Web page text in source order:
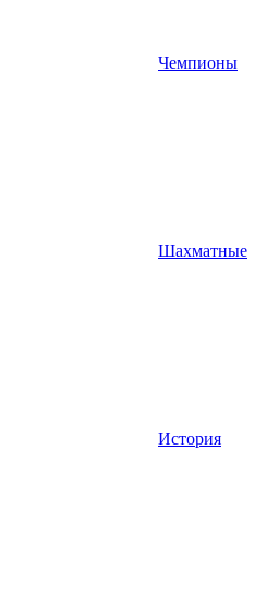
Чемпионы
Шахматные
История